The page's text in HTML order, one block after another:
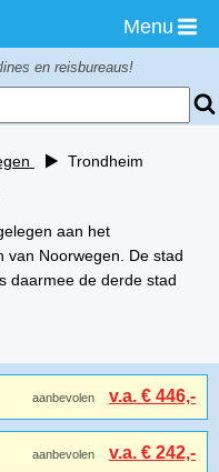
Menu
en reisbureaus!
Trondheim
aan het
van Noorwegen. De stad
daarmee de derde stad
aanbevolen v.a. € 446,-
aanbevolen v.a. € 242,-